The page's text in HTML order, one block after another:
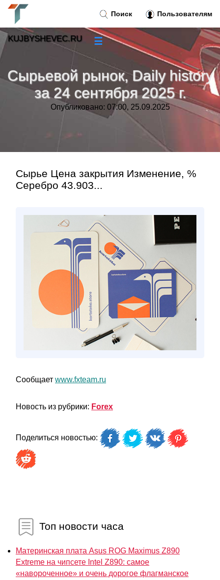
Сырьевой рынок, Daily history
за 24 сентября 2025 г.
Опубликовано: 07:00, 25.09.2025
Сырье Цена закрытия Изменение, %
Серебро 43.903...
Сообщает www.fxteam.ru
Новость из рубрики: Forex
Поделиться новостью:
Топ новости часа
Материнская плата Asus ROG Maximus Z890
Extreme на чипсете Intel Z890: самое
«навороченное» и очень дорогое флагманское
Поиск Пользователям
KUJBYSHEVEC.RU ☰
»
Тренды новостей »
»
Контакт»